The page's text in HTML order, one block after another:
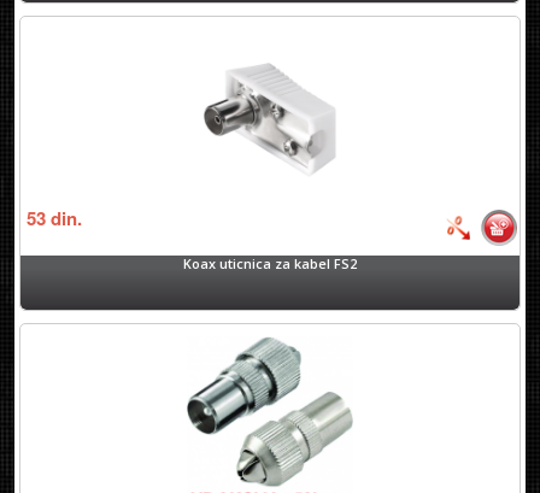
53din.
Koax uticnica za kabel FS2